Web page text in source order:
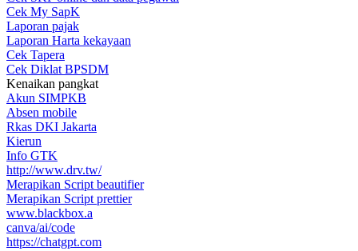
Cek My SapK
Laporan pajak
Laporan Harta kekayaan
Cek Tapera
Cek Diklat BPSDM
Kenaikan pangkat
Akun SIMPKB
Absen mobile
Rkas DKI Jakarta
Kierun
Info GTK
http://www.drv.tw/
Merapikan Script beautifier
Merapikan Script prettier
www.blackbox.a
canva/ai/code
https://chatgpt.com